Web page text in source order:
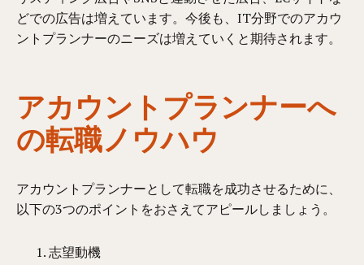
どでの広告は増えています。今後も、IT分野でのアカウ
ントプランナーのニーズは増えていくと期待されます。
アカウントプランナーへ
の転職ノウハウ
アカウントプランナーとして転職を成功させるために、
以下の3つのポイントをおさえてアピールしましょう。
志望動機